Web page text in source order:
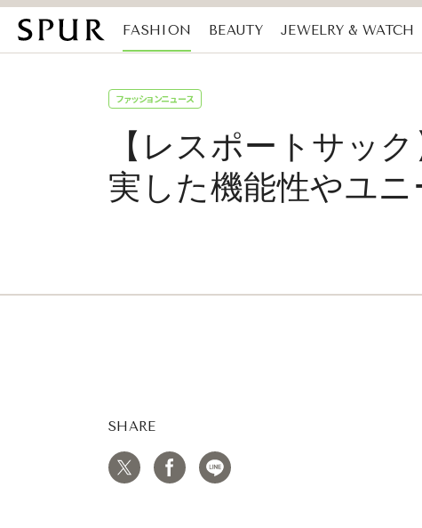
FASHION BEAUTY JEWELRY & WATCH
ファッションニュース
【レスポートサッ
実した機能性やユ
SHARE